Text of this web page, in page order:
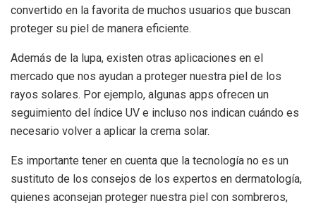
convertido en la favorita de muchos usuarios que buscan
proteger su piel de manera eficiente.
Además de la lupa, existen otras aplicaciones en el
mercado que nos ayudan a proteger nuestra piel de los
rayos solares. Por ejemplo, algunas apps ofrecen un
seguimiento del índice UV e incluso nos indican cuándo es
necesario volver a aplicar la crema solar.
Es importante tener en cuenta que la tecnología no es un
sustituto de los consejos de los expertos en dermatología,
quienes aconsejan proteger nuestra piel con sombreros,